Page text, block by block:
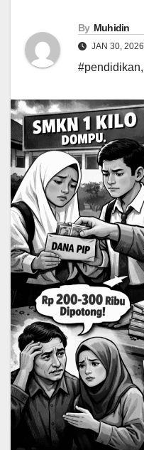
By Muhidin
JAN 30, 2026
#pendidikan,